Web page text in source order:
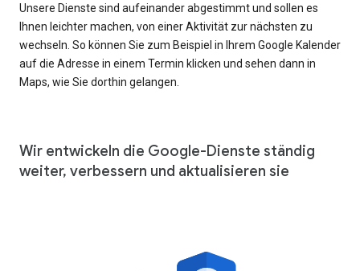
Unsere Dienste sind aufeinander abgestimmt und sollen es
Ihnen leichter machen, von einer Aktivität zur nächsten zu
wechseln. So können Sie zum Beispiel in Ihrem Google Kalender
auf die Adresse in einem Termin klicken und sehen dann in
Maps, wie Sie dorthin gelangen.
Wir entwickeln die Google-Dienste ständig
weiter, verbessern und aktualisieren sie